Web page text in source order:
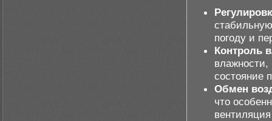
погоду и
Контроль
состояние
Обмен
что